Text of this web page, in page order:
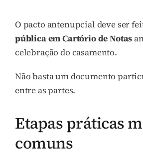
O pacto antenupcial deve ser
pública em Cartório de Notas
celebração do casamento.
Não basta um documento
entre as partes.
Etapas práticas
comuns